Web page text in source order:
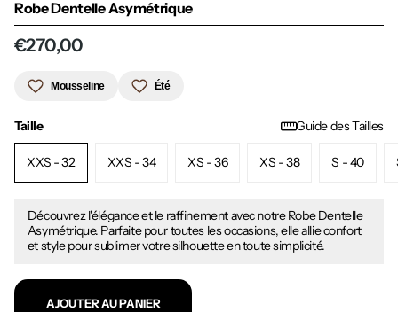
Robe Dentelle Asymétrique
€270,00
Mousseline Été
Taille Guide des Tailles
XXS - 32 XXS - 34 XS - 36 XS - 38 S - 40
Découvrez l'élégance et le raffinement avec notre Robe Dentelle
Asymétrique. Parfaite pour toutes les occasions, elle allie confort
et style pour sublimer votre silhouette en toute simplicité.
AJOUTER AU PANIER